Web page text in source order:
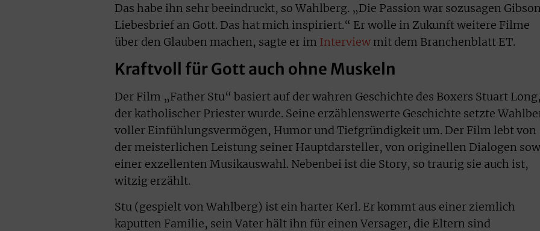
Das habe ihn sehr beeindruckt, so Wahlberg. „Die Passion war sozusagen
Liebesbrief an Gott. Das hat mich inspiriert.“ Er wolle in Zukunft weitere Filme
über den Glauben machen, sagte er im Interviewmit dem Branchenblatt ET.
Kraftvoll für Gott auch ohne Muskeln
Der Film „Father Stu“ basiert auf der wahren Geschichte des Boxers Stuart Long,
der katholischer Priester wurde. Seine erzählenswerte Geschichte setzte
voller Einfühlungsvermögen, Humor und Tiefgründigkeit um. Der Film lebt von
der meisterlichen Leistung seiner Hauptdarsteller, von originellen Dialogen
einer exzellenten Musikauswahl. Nebenbei ist die Story, so traurig sie auch ist,
witzig erzählt.
Stu (gespielt von Wahlberg) ist ein harter Kerl. Er kommt aus einer ziemlich
kaputten Familie, sein Vater hält ihn für einen Versager, die Eltern sind